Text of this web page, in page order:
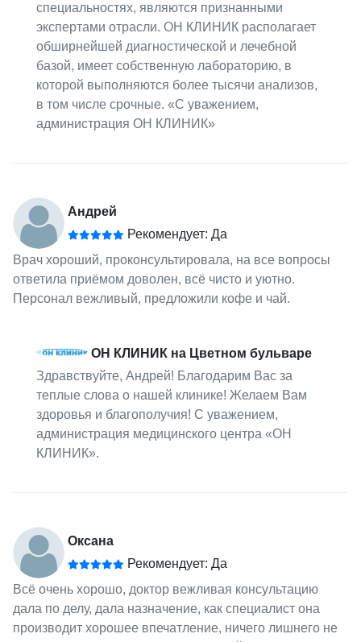
специальностях, являются признанными
экспертами отрасли. ОН КЛИНИК располагает
обширнейшей диагностической и лечебной
базой, имеет собственную лабораторию, в
которой выполняются более тысячи анализов,
в том числе срочные. «С уважением,
администрация ОН КЛИНИК»
Андрей
Рекомендует: Да
Врач хороший, проконсультировала, на все вопросы
ответила приёмом доволен, всё чисто и уютно.
Персонал вежливый, предложили кофе и чай.
ОН КЛИНИК на Цветном бульваре
Здравствуйте, Андрей! Благодарим Вас за
теплые слова о нашей клинике! Желаем Вам
здоровья и благополучия! С уважением,
администрация медицинского центра «ОН
КЛИНИК».
Оксана
Рекомендует: Да
Всё очень хорошо, доктор вежливая консультацию
дала по делу, дала назначение, как специалист она
производит хорошее впечатление, ничего лишнего не